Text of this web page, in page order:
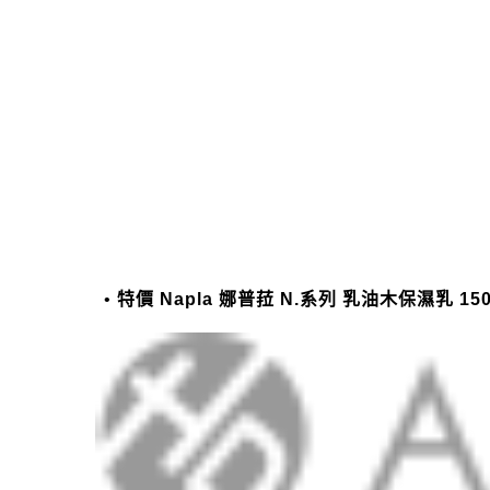
特價 Napla 娜普菈 N.系列 乳油木保濕乳